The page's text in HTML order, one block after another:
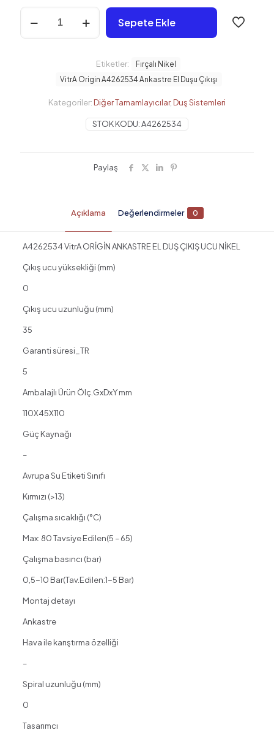
VitrA
Origin
A4262534
Sepete Ekle
STOK KODU:A4262534
Kategoriler: Diğer Tamamlayıcılar, Duş Sistemleri
Etiketler:
Fırçalı Nikel
VitrA Origin A4262534 Ankastre El Duşu Çıkışı
Paylaş
Açıklama Değerlendirmeler 0
A4262534 VitrA ORİGİN ANKASTRE EL DUŞ ÇIKIŞ UCU NİKEL
Çıkış ucu yüksekliği (mm)
0
Çıkış ucu uzunluğu (mm)
35
Garanti süresi_TR
5
Ambalajlı Ürün Ölç.GxDxY mm
110X45X110
Güç Kaynağı
–
Avrupa Su Etiketi Sınıfı
Kırmızı (>13)
Çalışma sıcaklığı (°C)
Max: 80 Tavsiye Edilen(5 – 65)
Çalışma basıncı (bar)
0,5-10 Bar(Tav.Edilen:1-5 Bar)
Montaj detayı
Ankastre
Hava ile karıştırma özelliği
–
Spiral uzunluğu (mm)
0
Tasarımcı